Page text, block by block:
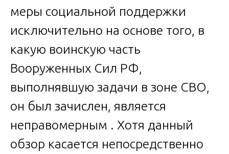
меры социальной поддержки
исключительно на основе того, в
какую воинскую часть
Вооруженных Сил РФ,
выполнявшую задачи в зоне СВО,
он был зачислен, является
неправомерным . Хотя данный
обзор касается непосредственно